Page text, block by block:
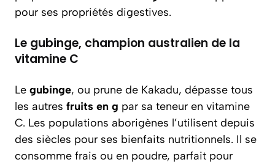
pour ses propriétés digestives.
Le gubinge, champion australien de la
vitamine C
Le gubinge, ou prune de Kakadu, dépasse tous
les autres fruits en g par sa teneur en vitamine
C. Les populations aborigènes l’utilisent depuis
des siècles pour ses bienfaits nutritionnels. Il se
consomme frais ou en poudre, parfait pour